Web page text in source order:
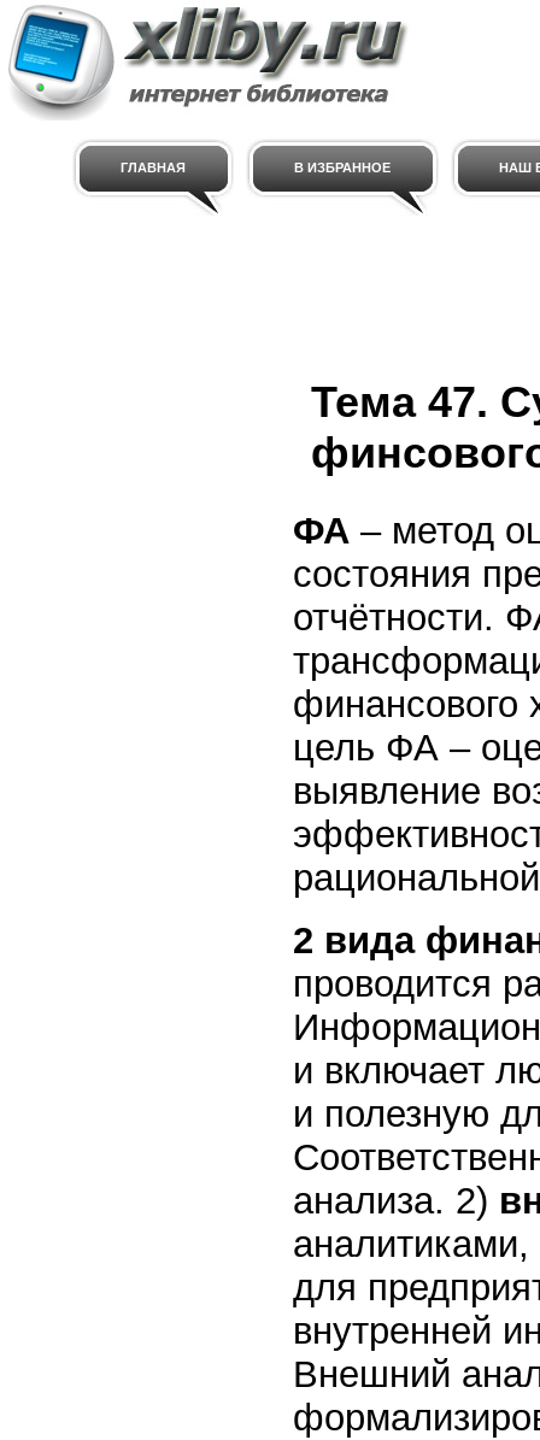
ГЛАВНАЯ В ИЗБРАННОЕ НАШ
Тема 47.
ФА – метод
состояния
отчётности.
финансового
цель ФА –
выявление
2 вида
проводится
и включает
и полезную
анализа. 2)
для
внутренней
Внешний